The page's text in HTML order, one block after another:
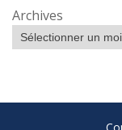
Archives